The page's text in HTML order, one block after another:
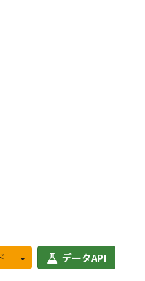
データAPI